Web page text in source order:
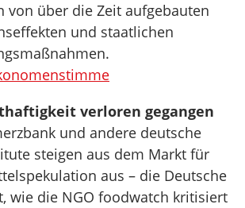
von über die Zeit aufgebauten
und staatlichen
verloren gegangen
und andere deutsche
steigen aus dem Markt für
aus – die Deutsche
wie die NGO foodwatch kritisiert